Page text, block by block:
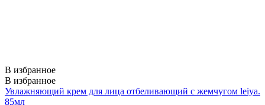
В избранное
В избранное
Увлажняющий крем для лица отбеливающий с жемчугом leiya.
85мл